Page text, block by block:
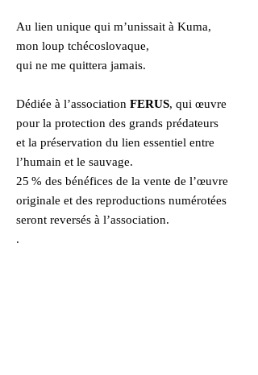
Au lien unique qui m’unissait à Kuma,
mon loup tchécoslovaque,
qui ne me quittera jamais.
Dédiée à l’association FERUS, qui œuvre
pour la protection des grands prédateurs
et la préservation du lien essentiel entre
l’humain et le sauvage.
25 % des bénéfices de la vente de l’œuvre
originale et des reproductions numérotées
seront reversés à l’association.
.